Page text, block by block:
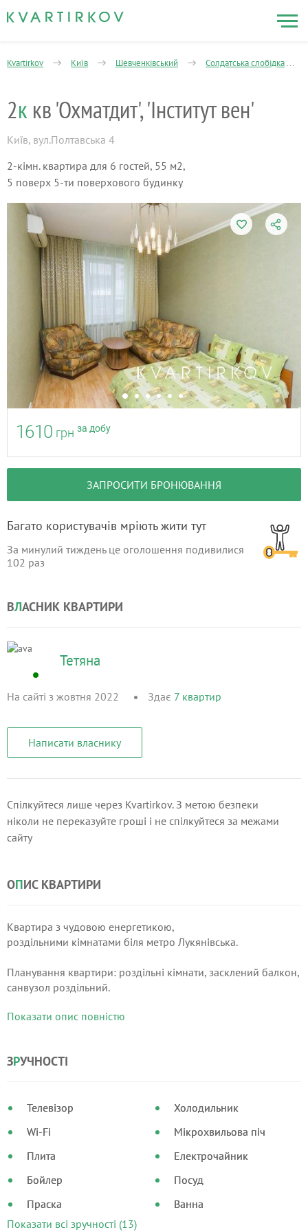
Kvartirkov Київ Шевченківський Солдатська слобідка
2к кв 'Охматдит', 'Інститут вен'
Київ, вул.Полтавська 4
2-кімн. квартира для 6 гостей, 55 м2,
5 поверх 5-ти поверхового будинку
1610 грн за добу
ЗАПРОСИТИ БРОНЮВАННЯ
Багато користувачів мріють жити тут
За минулий тиждень це оголошення подивилися
102 раз
ВЛАСНИК КВАРТИРИ
Тетяна
На сайті з жовтня 2022 Здає 7 квартир
Написати власнику
Спілкуйтеся лише через Kvartirkov. З метою безпеки
ніколи не переказуйте гроші і не спілкуйтеся за межами
сайту
ОПИС КВАРТИРИ
Квартира з чудовою енергетикою,
роздільними кімнатами біля метро Лукянівська.
Планування квартири: роздільні кімнати, засклений балкон,
санвузол роздільний.
У розпорядженні гостей постільна білизна, приладдя для
холодильник, мікрохвильова піч, електрочайник, столові
Показати опис повністю
ЗРУЧНОСТІ
Телевізор
Wi-Fi
Плита
Бойлер
Праска
Холодильник
Мікрохвильова піч
Електрочайник
Посуд
Ванна
Показати всі зручності (13)